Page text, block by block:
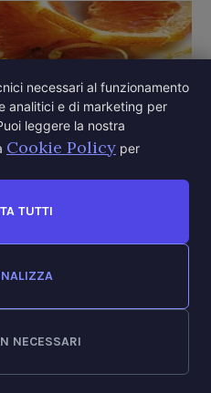
ALL’ARANCIA
necessari al funzionamento
analitici e di marketing per
leggere la nostra
Cookie Policy per
TUTTI
NECESSARI